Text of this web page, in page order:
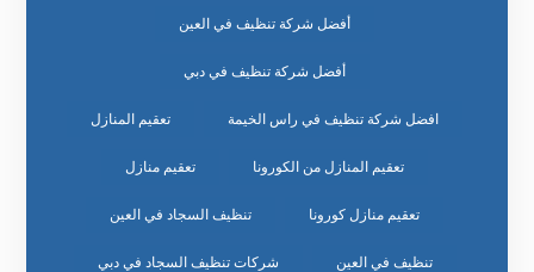
أفضل شركة تنظيف في العين
أفضل شركة تنظيف في دبي
افضل شركة تنظيف في راس الخيمة تعقيم المنازل
تعقيم المنازل من الكورونا تعقيم منازل
تعقيم منازل كورونا تنظيف السجاد في العين
تنظيف في العين شركات تنظيف السجاد في دبي